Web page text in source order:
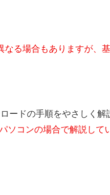
る場合もありますが、
ードの手順をやさしく解
ソコンの場合で解説して